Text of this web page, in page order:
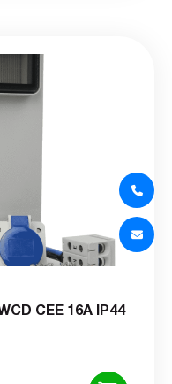
CEE 16A IP44